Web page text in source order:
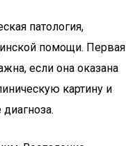
патология,
помощи. Первая
если она оказана
картину и